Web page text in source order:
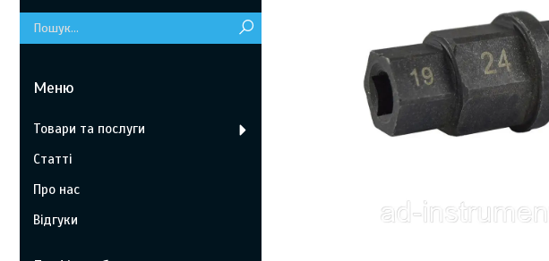
Товари та послуги
Статті
Про нас
Відгуки